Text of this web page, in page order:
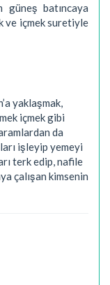
güneş batıncaya
ve içmek suretiyle
yaklaşmak,
içmek gibi
da
işleyip yemeyi
terk edip, nafile
çalışan kimsenin